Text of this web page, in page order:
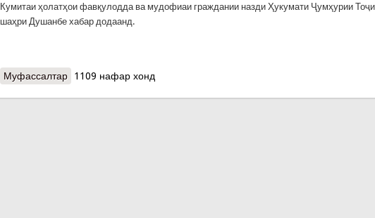
Кумитаи ҳолатҳои фавқулодда ва мудофиаи граждании назди Ҳукумати Ҷумҳурии
шаҳри Душанбе хабар додаанд.
Муфассалтар о Ду ҳодисаи ғарқшавӣ дар кишвар дар шабонарӯзи гузашта.
1109 нафар хонд